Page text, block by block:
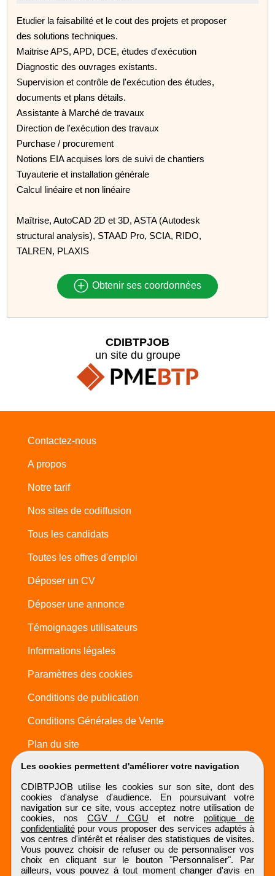
Etudier la faisabilité et le cout des projets et proposer
des solutions techniques.
Maitrise APS, APD, DCE, études d'exécution
Diagnostic des ouvrages existants.
Supervision et contrôle de l'exécution des études,
documents et plans détails.
Assistante à Marché de travaux
Direction de l'exécution des travaux
Purchase / procurement
Notions EIA acquises lors de suivi de chantiers
Tuyauterie et installation générale
Calcul linéaire et non linéaire
Maîtrise, AutoCAD 2D et 3D, ASTA (Autodesk
structural analysis), STAAD Pro, SCIA, RIDO,
TALREN, PLAXIS
Obtenir ses coordonnées
Les cookies permettent d'améliorer votre navigation
CDIBTPJOB utilise les cookies sur son site, dont des
cookies d'analyse d'audience. En poursuivant votre
navigation sur ce site, vous acceptez notre utilisation de
cookies, nos CGV / CGU et notre politique de
confidentialitépour vous proposer des services adaptés à
vos centres d'intérêt et réaliser des statistiques de visites.
Vous pouvez choisir de refuser ou de personnaliser vos
choix en cliquant sur le bouton "Personnaliser". Par
ailleurs, vous pouvez à tout moment changer d'avis en
CDIBTPJOB
un site du groupe
Contactez-nous
A propos
Notre tarif
Nos sites de codiffusion
Tous les candidats
Toutes les offres d'emploi
Déposer un CV
Déposer une annonce
Témoignages utilisateurs
Informations légales
Paramètres des cookies
Conditions de publication
Conditions Générales de Vente
Plan du site